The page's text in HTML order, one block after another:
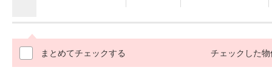
まとめてチェックする チェックした物